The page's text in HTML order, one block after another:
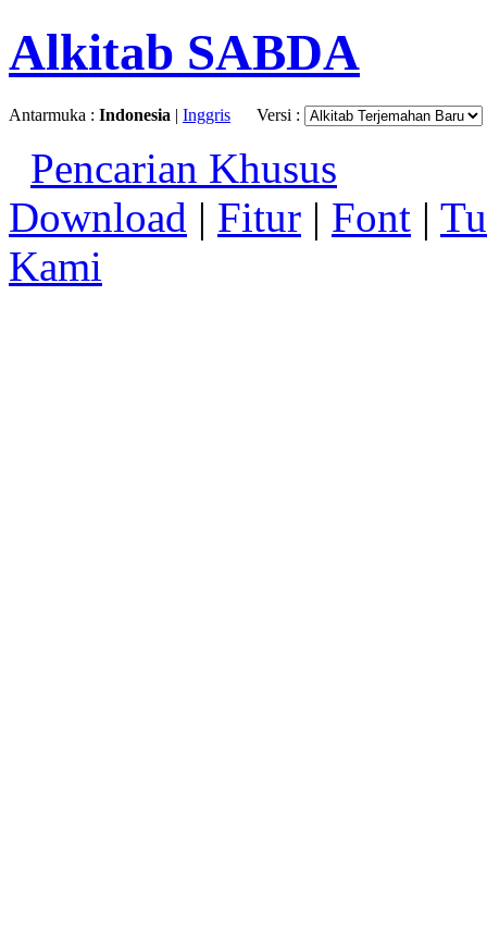
Alkitab SABDA
Antarmuka : Indonesia | Inggris Versi :
Pencarian Khusus
Download | Fitur | Font |
Kami